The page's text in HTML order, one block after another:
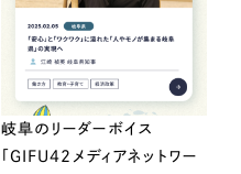
岐阜のリーダーボイス
「GIFU42メディアネットワー